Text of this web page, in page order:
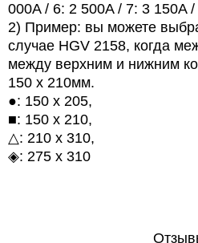
000A / 6: 2 500A / 7: 3 150A
2) Пример: вы можете
случае HGV 2158, когда
между верхним и нижним
150 x 210мм.
●: 150 x 205,
■: 150 x 210,
△: 210 x 310,
◈: 275 x 310